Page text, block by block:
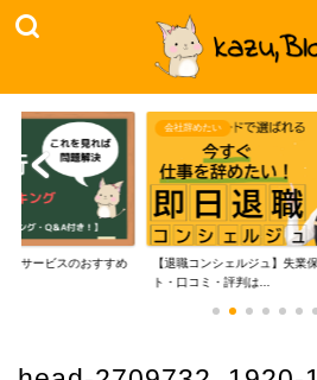
行サービスのおすすめ
会社辞めたい
【退職コンシェルジュ】失業
ト・口コミ・評判は...